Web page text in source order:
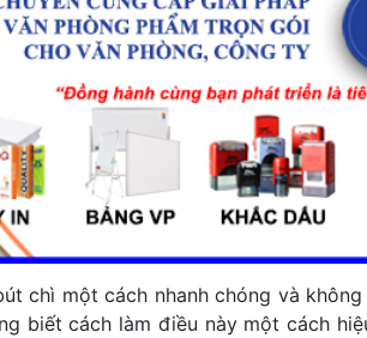
chì một cách nhanh chóng và
biết cách làm điều này một cách